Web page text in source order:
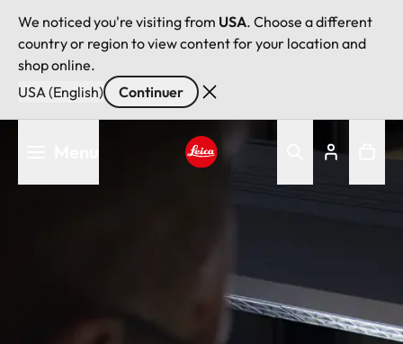
We noticed you're visiting from USA. Choose a different
country or region to view content for your location and
shop online.
USA (English)
Continuer